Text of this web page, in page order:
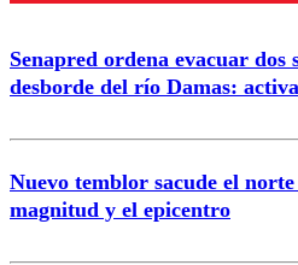
Correo
Senapred ordena evacuar dos
desborde del río Damas:
Nuevo temblor sacude el
magnitud y el epicentro